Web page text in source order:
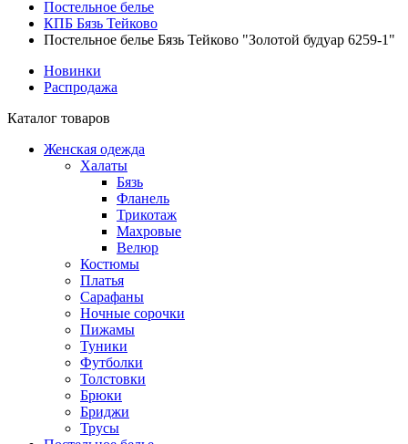
Постельное белье
КПБ Бязь Тейково
Постельное белье Бязь Тейково "Золотой будуар 6259-1"
Новинки
Распродажа
Каталог товаров
Женская одежда
Халаты
Бязь
Фланель
Трикотаж
Махровые
Велюр
Костюмы
Платья
Сарафаны
Ночные сорочки
Пижамы
Туники
Футболки
Толстовки
Брюки
Бриджи
Трусы